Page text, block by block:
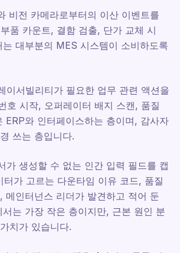
비전 카메라로부터의 이산 이벤트를
품 카운트, 결함 검출, 단가 교체 시
대부분의 MES 시스템이 소비하도록
이서빌리티가 필요한 업무 관련 액션을
호 시작, 오퍼레이터 배지 스캔, 품질
ERP와 인터페이스하는 층이며, 감사자
쓰는 층입니다.
가 생성할 수 없는 인간 입력 필드를 캡
터가 고르는 다운타임 이유 코드, 품질
메인터넌스 리더가 발견하고 적어 둔
는 가장 작은 층이지만, 근본 원인 분
치가 있습니다.